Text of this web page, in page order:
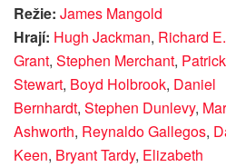
Režie: James Mangold
Hrají: Hugh Jackman, Richard E.
Grant, Stephen Merchant, Patrick
Stewart, Boyd Holbrook, Daniel
Bernhardt, Stephen Dunlevy,
Ashworth, Reynaldo Gallegos,
Keen, Bryant Tardy, Elizabeth